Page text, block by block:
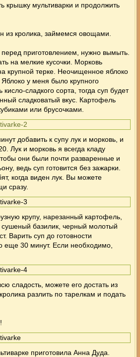
крышку мультиварки и продолжить
из кролика, займемся овощами.
приготовлением, нужно вымыть.
на мелкие кусочки. Морковь
крупной терке. Неочищенное яблоко
Яблоко у меня было крупного
сладкого сорта, тогда суп будет
сладковатый вкус. Картофель
или брусочками.
добавить к супу лук и морковь, и
Лук и морковь я всегда кладу
они были почти разваренные и
ведь суп готовится без зажарки.
когда виден лук. Вы можете
сразу.
крупу, нарезанный картофель,
сушеный базилик, черный молотый
Варить суп до готовности
еще 30 минут. Если необходимо,
сладость, можете его достать из
разлить по тарелкам и подать
приготовила Анна Дуда.